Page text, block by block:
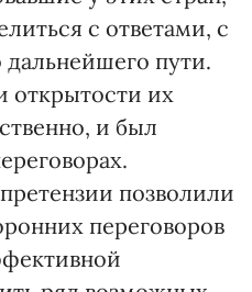
с ответами, с
пути.
открытости их
и был
позволили
переговоров